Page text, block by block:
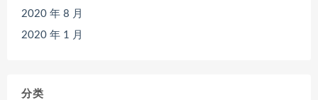
2020 年 8 月
2020 年 1 月
分类